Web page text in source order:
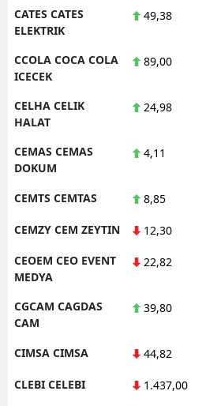
CATES CATES
ELEKTRIK
49,38
CCOLA COCA COLA
ICECEK
89,00
CELHA CELIK
HALAT
24,98
CEMAS CEMAS
DOKUM
4,11
CEMTS CEMTAS 8,85
CEMZY CEM ZEYTIN 12,30
CEOEM CEO EVENT
MEDYA
22,82
CGCAM CAGDAS
CAM
39,80
CIMSA CIMSA 44,82
CLEBI CELEBI 1.437,00